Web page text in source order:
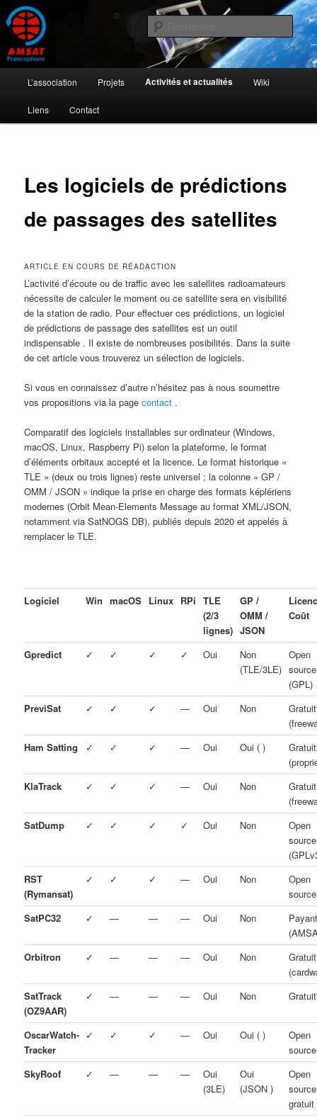
Aller
au
contenu
principalAMSAT Francophone
L'activité radioamateur par satellite
principal
L’association Projets Activités et actualités Wiki
Liens Contact
Les logiciels de prédictions
de passages des satellites
ARTICLE EN COURS DE RÉADACTION
L’activité d’écoute ou de traffic avec les satellites radioamateurs
nécessite de calculer le moment ou ce satellite sera en visibilité
de la station de radio. Pour effectuer ces prédictions, un logiciel
de prédictions de passage des satellites est un outil
indispensable . Il existe de nombreuses posibilités. Dans la suite
de cet article vous trouverez un sélection de logiciels.
Si vous en connaissez d’autre n’hésitez pas à nous soumettre
vos propositions via la pagecontact .
Comparatif des logiciels installables sur ordinateur (Windows,
macOS, Linux, Raspberry Pi) selon la plateforme, le format
d’éléments orbitaux accepté et la licence. Le format historique «
TLE » (deux ou trois lignes) reste universel ; la colonne « GP /
OMM / JSON » indique la prise en charge des formats képlériens
modernes (Orbit Mean-Elements Message au format XML/JSON,
notamment via SatNOGS DB), publiés depuis 2020 et appelés à
remplacer le TLE.
Logiciel Win macOS Linux RPi TLE
(2/3
lignes)
GP /
OMM /
JSON
Coût
Gpredict ✓ ✓ ✓ ✓ Oui
Non
(TLE/3LE)
Open
source
(GPL)
PreviSat
✓ ✓ ✓ — Oui Non
Gratuit
Ham Satting
✓ ✓ ✓ — Oui Oui ( )
Gratuit
KlaTrack
✓ ✓ ✓ — Oui Non
Gratuit
SatDump
✓ ✓ ✓ ✓ Oui Non
Open
source
RST
(Rymansat)
✓ ✓ ✓ — Oui Non
Open
source
SatPC32
✓ — — — Oui Non
Orbitron
✓ — — — Oui Non
Gratuit
SatTrack
(OZ9AAR)
✓ — — — Oui Non Gratuit
OscarWatch-
Tracker
✓ ✓ ✓ — Oui Oui ( )
Open
source
SkyRoof
✓ — — —
Oui
(3LE)
Oui
(JSON )
Open
gratuit